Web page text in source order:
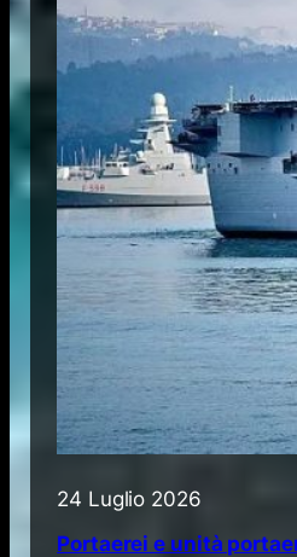
24 Luglio 2026
Portaerei e unità